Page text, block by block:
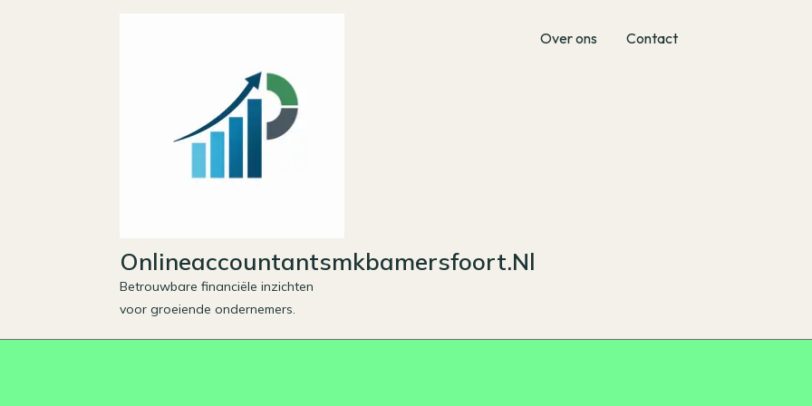
Onlineaccountantsmkbamersfoort.nl
Betrouwbare financiële inzichten
voor groeiende ondernemers.
Over ons Contact